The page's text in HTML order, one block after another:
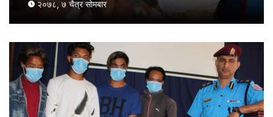
२०७८, ७ चैत्र सोमबार